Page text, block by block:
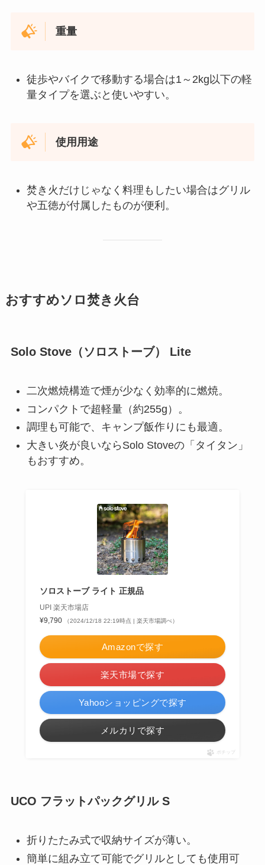
重量
徒歩やバイクで移動する場合は1～2kg以下の軽
量タイプを選ぶと使いやすい。
使用用途
焚き火だけじゃなく料理もしたい場合はグリル
や五徳が付属したものが便利。
おすすめソロ焚き火台
Solo Stove（ソロストーブ） Lite
二次燃焼構造で煙が少なく効率的に燃焼。
コンパクトで超軽量（約255g）。
調理も可能で、キャンプ飯作りにも最適。
大きい炎が良いならSolo Stoveの「タイタン」
もおすすめ。
ソロストーブ ライト 正規品
UPI 楽天市場店
¥9,790
（2024/12/18 22:19時点 | 楽天市場調べ）
Amazonで探す
楽天市場で探す
Yahooショッピングで探す
メルカリで探す
ポチップ
UCO フラットパックグリル S
折りたたみ式で収納サイズが薄い。
簡単に組み立て可能でグリルとしても使用可